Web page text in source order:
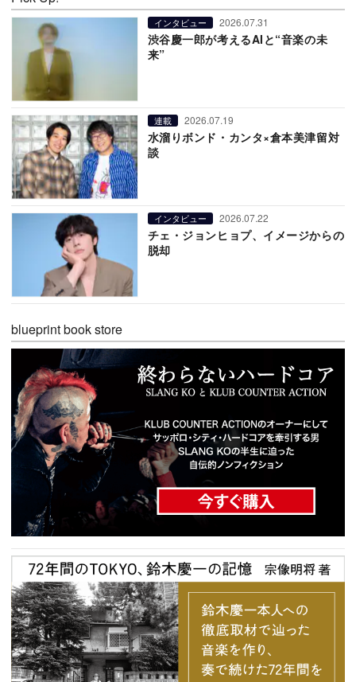
インタビュー 2026.07.31
渋谷慶一郎が考えるAIと“音楽の未
来”
連載 2026.07.19
水溜りボンド・カンタ×倉本美津留対
談
インタビュー 2026.07.22
チェ・ジョンヒョプ、イメージからの
脱却
blueprint book store